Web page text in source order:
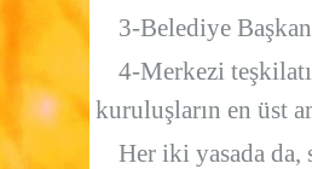
3-Belediye
4-Merkezi
kuruluşların en üst
Her iki yasada